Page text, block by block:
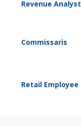
Revenue Analyst
Commissaris
Retail Employee